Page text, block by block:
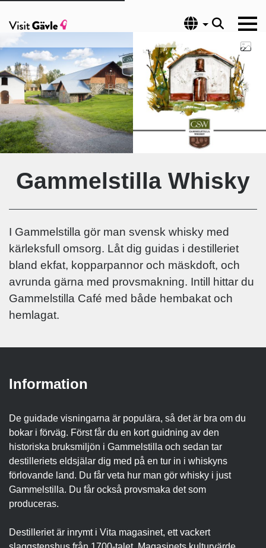
Språk
Gammelstilla Whisky
I Gammelstilla gör man svensk whisky med
kärleksfull omsorg. Låt dig guidas i destilleriet
bland ekfat, kopparpannor och mäskdoft, och
avrunda gärna med provsmakning. Intill hittar du
Gammelstilla Café med både hembakat och
hemlagat.
Information
De guidade visningarna är populära, så det är bra om du
bokar i förväg. Först får du en kort guidning av den
historiska bruksmiljön i Gammelstilla och sedan tar
destilleriets eldsjälar dig med på en tur in i whiskyns
förlovande land. Du får veta hur man gör whisky i just
Gammelstilla. Du får också provsmaka det som
produceras.
Destilleriet är inrymt i Vita magasinet, ett vackert